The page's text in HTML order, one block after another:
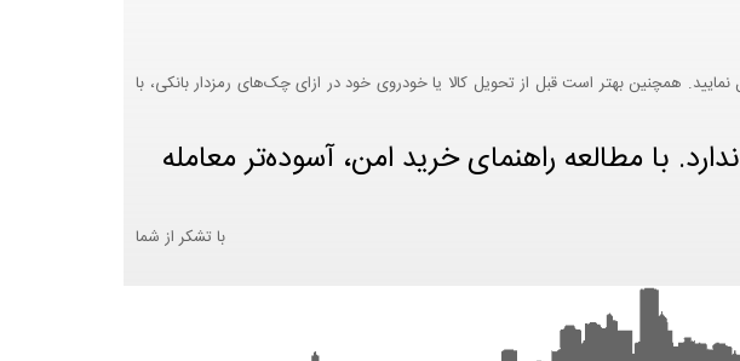
همچنین بهتر است قبل از تحویل کالا یا خودروی خود در ازای چک‌های رمزدار بانکی، با
با مطالعه راهنمای خرید امن، آسوده‌تر معامله
با تشکر از شما